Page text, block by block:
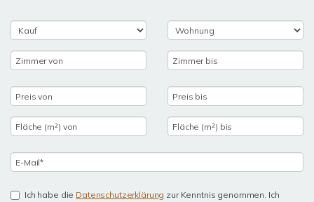
Ich habe die Datenschutzerklärung zur Kenntnis genommen. Ich